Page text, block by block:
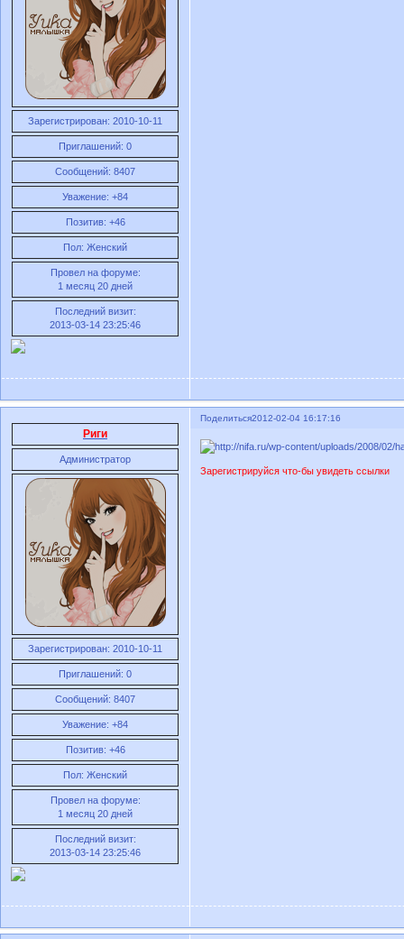
Зарегистрирован: 2010-10-11
Приглашений: 0
Сообщений: 8407
Уважение: +84
Позитив: +46
Пол: Женский
Провел на форуме:
1 месяц 20 дней
Последний визит:
2013-03-14 23:25:46
Поделиться2012-02-04 16:17:16
Риги
Администратор
Зарегистрирован: 2010-10-11
Приглашений: 0
Сообщений: 8407
Уважение: +84
Позитив: +46
Пол: Женский
Провел на форуме:
1 месяц 20 дней
Последний визит:
2013-03-14 23:25:46
Зарегистрируйся что-бы увидеть ссылки